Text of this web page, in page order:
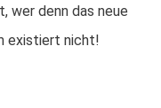
wer denn das neue
existiert nicht!